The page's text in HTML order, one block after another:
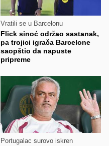
Vratili se u Barcelonu
Flick sinoć održao sastanak,
pa trojici igrača Barcelone
saopštio da napuste
pripreme
Portugalac surovo iskren